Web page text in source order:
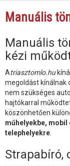
Manuális
Manuális
kézi
Atriasztomlo.hu
megoldást kínálnak
nem szükséges
hajtókarral
köszönhetően
műhelyekbe,
telephelyekre
Strapabíró,